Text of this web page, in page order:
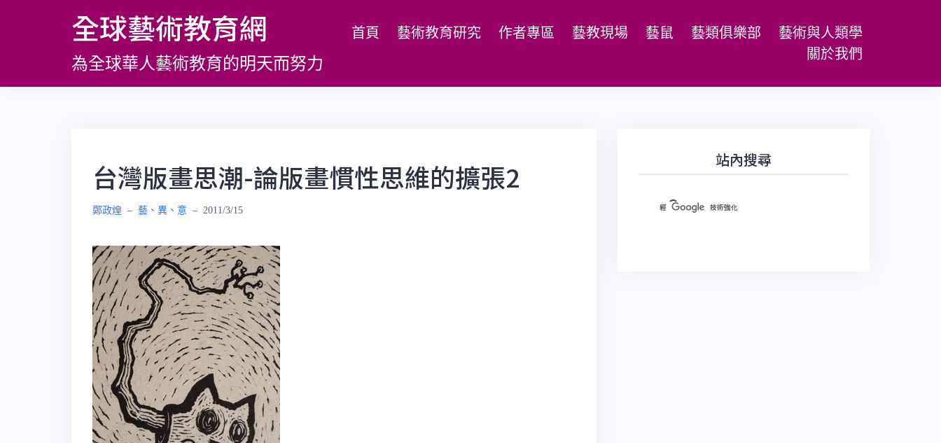
全球藝術教育網
為全球華人藝術教育的明天而努力
首頁 藝術教育研究 作者專區 藝教現場 藝鼠 藝類俱樂部
藝術與人類學
關於我們
台灣版畫思潮-論版畫慣性思維的擴張2
鄭政煌 – 藝、異、意 – 2011/3/15
站內搜尋